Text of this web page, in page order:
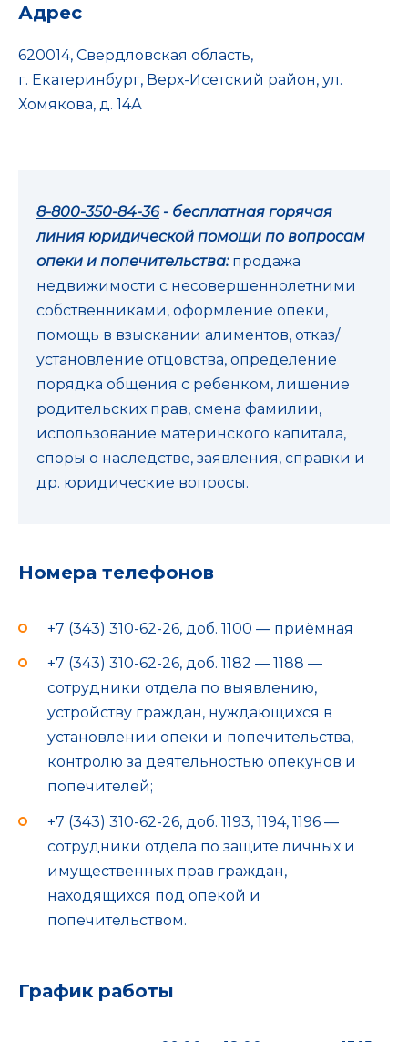
Адрес
620014, Свердловская область,
г. Екатеринбург, Верх-Исетский район, ул.
Хомякова, д. 14А
8-800-350-84-36- бесплатная горячая
линия юридической помощи по вопросам
опеки и попечительства: продажа
недвижимости с несовершеннолетними
собственниками, оформление опеки,
помощь в взыскании алиментов, отказ/
установление отцовства, определение
порядка общения с ребенком, лишение
родительских прав, смена фамилии,
использование материнского капитала,
споры о наследстве, заявления, справки и
др. юридические вопросы.
Номера телефонов
+7 (343) 310-62-26, доб. 1100 — приёмная
+7 (343) 310-62-26, доб. 1182 — 1188 —
сотрудники отдела по выявлению,
устройству граждан, нуждающихся в
установлении опеки и попечительства,
контролю за деятельностью опекунов и
попечителей;
+7 (343) 310-62-26, доб. 1193, 1194, 1196 —
сотрудники отдела по защите личных и
имущественных прав граждан,
находящихся под опекой и
попечительством.
График работы